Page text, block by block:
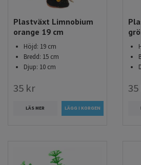
Plastväxt Limnobium
orange 19 cm
Höjd: 19 cm
Bredd: 15 cm
Djup: 10 cm
35 kr
LÄS MER